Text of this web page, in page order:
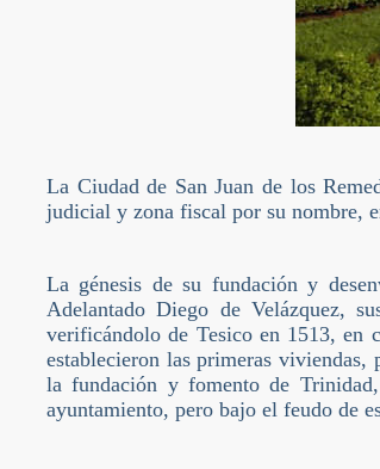
La Ciudad de San Juan de los
judicial y zona fiscal por su nombre,
La génesis de su fundación y
Adelantado Diego de Velázquez,
verificándolo de Tesico en 1513, en
establecieron las primeras
la fundación y fomento de
ayuntamiento, pero bajo el feudo de